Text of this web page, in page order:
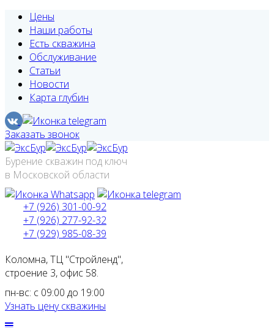
Цены
Наши работы
Есть скважина
Обслуживание
Статьи
Новости
Карта глубин
Заказать звонок
Бурение скважин под ключ
в Московской области
+7 (926) 301-00-92
+7 (926) 277-92-32
+7 (929) 985-08-39
Коломна, ТЦ "Стройленд",
строение 3, офис 58.
пн-вс: с 09:00 до 19:00
Узнать цену скважины